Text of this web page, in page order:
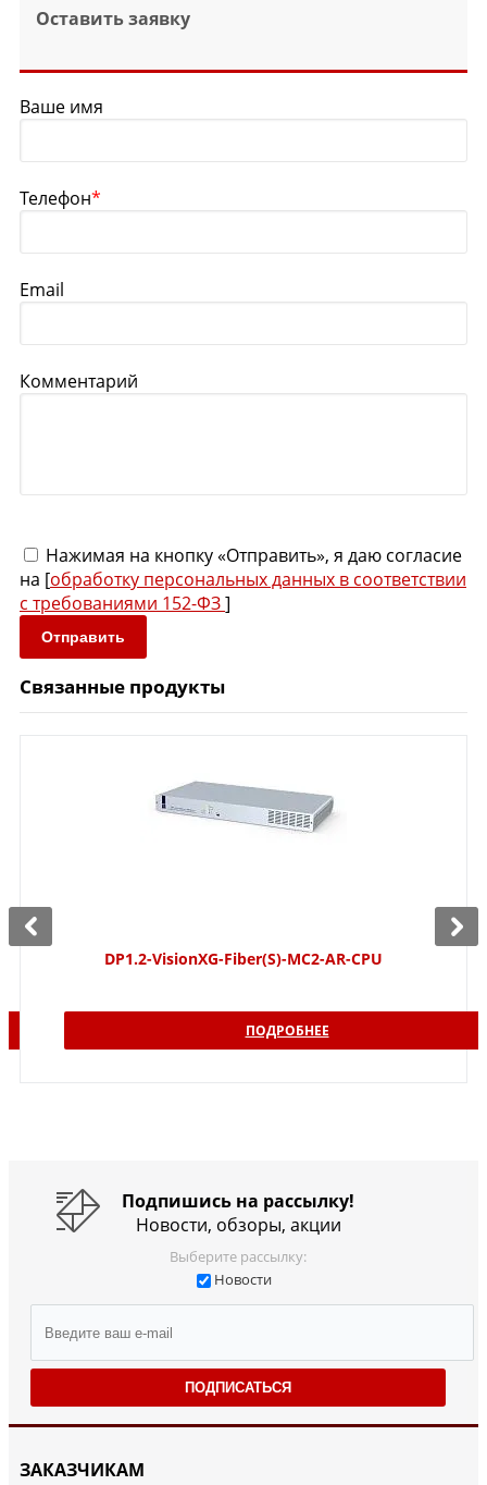
Оставить заявку
Ваше имя
Телефон*
Email
Комментарий
Нажимая на кнопку «Отправить», я даю согласие
на [обработку персональных данных в соответствии
с требованиями 152-ФЗ]
Отправить
Связанные продукты
DP1.2-VisionXG-Fiber(S)-MC2-AR-CPU
ПОДРОБНЕЕ
Подпишись на рассылку!
Новости, обзоры, акции
Выберите рассылку:
Новости
ПОДПИСАТЬСЯ
ЗАКАЗЧИКАМ